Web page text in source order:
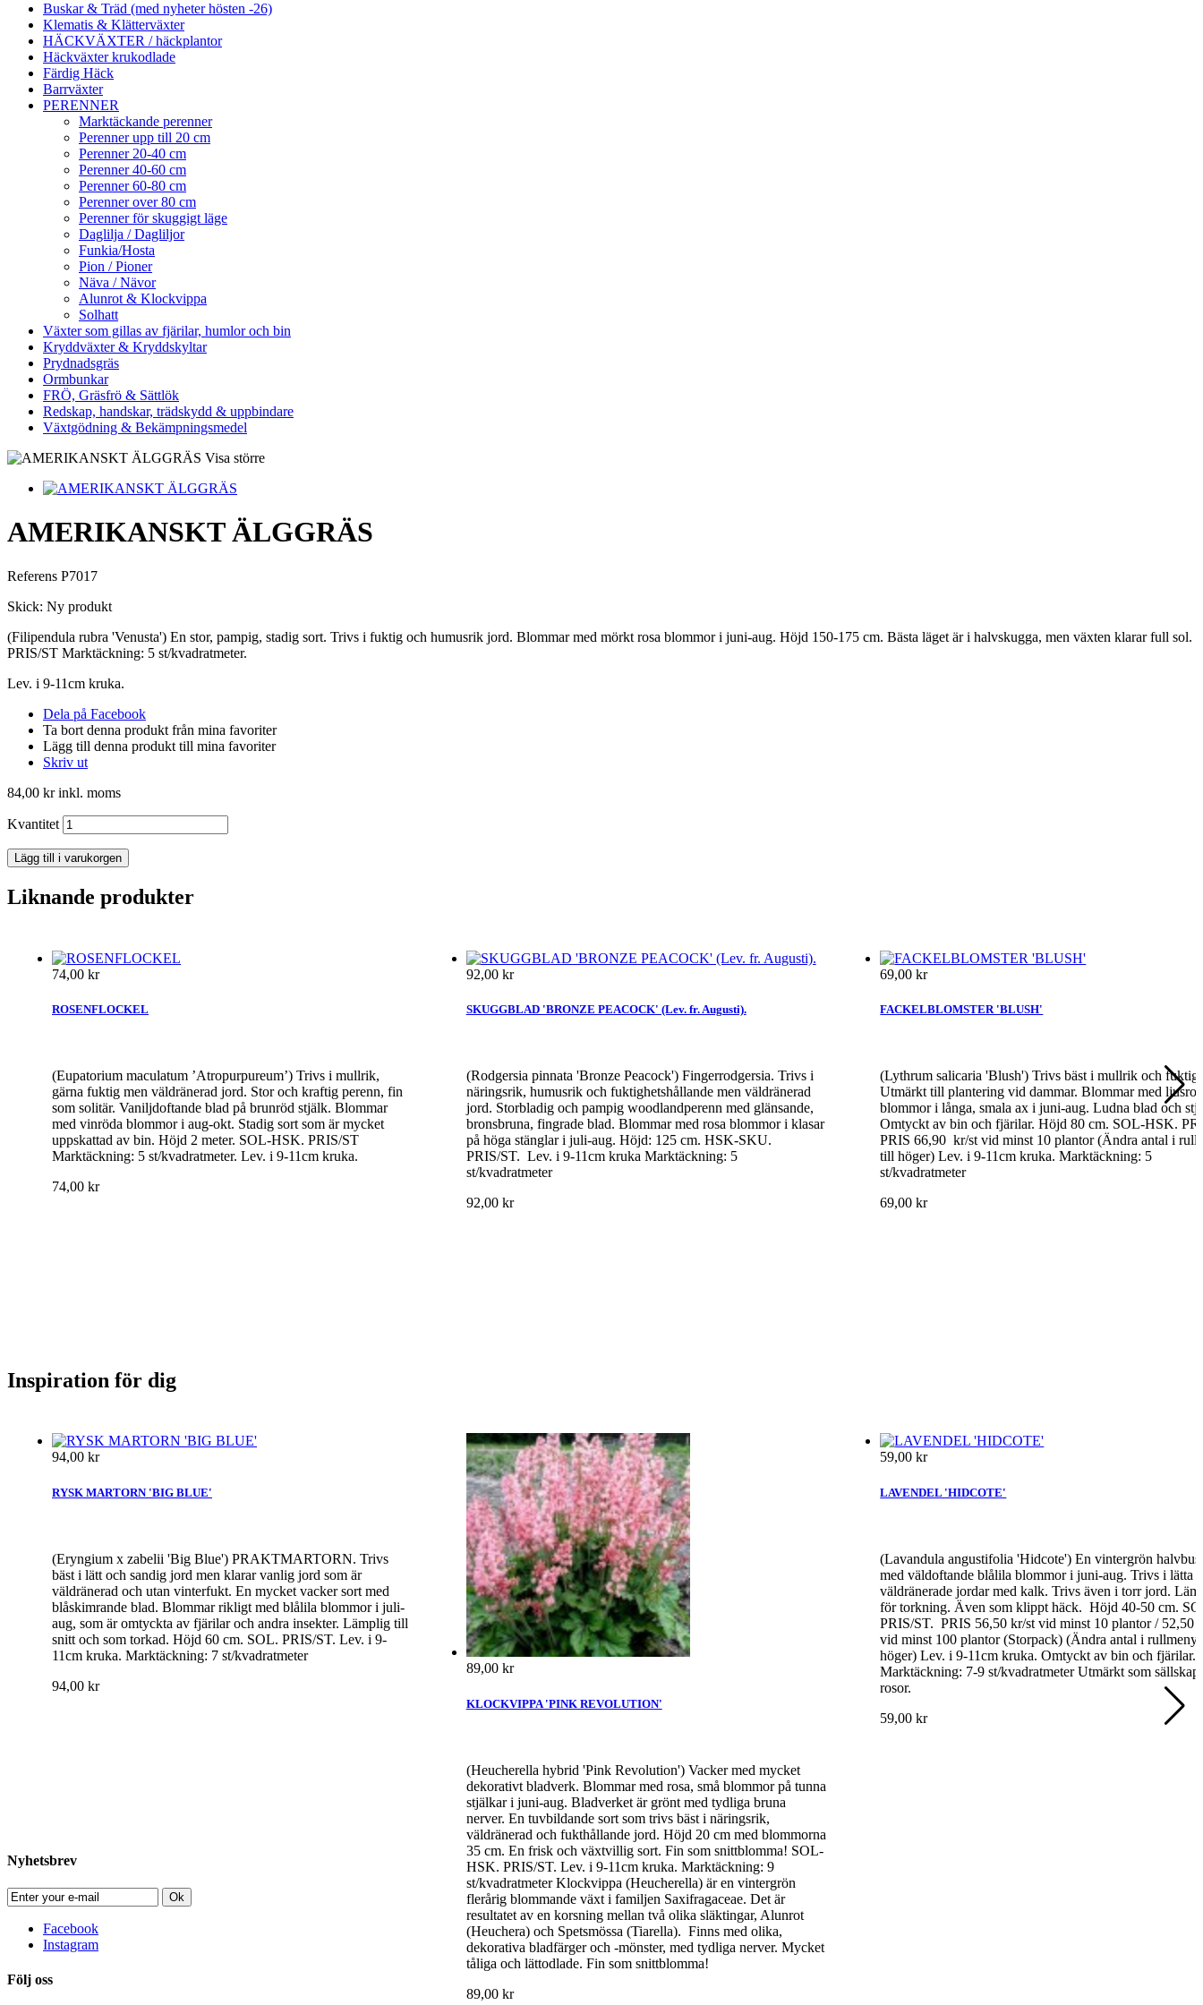
Buskar & Träd (med nyheter hösten -26)
Klematis & Klätterväxter
HÄCKVÄXTER / häckplantor
Häckväxter krukodlade
Färdig Häck
Barrväxter
PERENNER
Marktäckande perenner
Perenner upp till 20 cm
Perenner 20-40 cm
Perenner 40-60 cm
Perenner 60-80 cm
Perenner over 80 cm
Perenner för skuggigt läge
Daglilja / Dagliljor
Funkia/Hosta
Pion / Pioner
Näva / Nävor
Alunrot & Klockvippa
Solhatt
Växter som gillas av fjärilar, humlor och bin
Kryddväxter & Kryddskyltar
Prydnadsgräs
Ormbunkar
FRÖ, Gräsfrö & Sättlök
Redskap, handskar, trädskydd & uppbindare
Växtgödning & Bekämpningsmedel
Visa större
AMERIKANSKT ÄLGGRÄS
Referens P7017
Skick: Ny produkt
(Filipendula rubra 'Venusta') En stor, pampig, stadig sort. Trivs i fuktig och humusrik jord. Blommar med mörkt rosa blommor i juni-aug. Höjd 150-175 cm. Bästa läget är i halvskugga, men växten klarar full sol.
PRIS/ST Marktäckning: 5 st/kvadratmeter.
Lev. i 9-11cm kruka.
Dela på Facebook
Ta bort denna produkt från mina favoriter
Lägg till denna produkt till mina favoriter
Skriv ut
84,00 krinkl. moms
Kvantitet
Lägg till i varukorgen
Liknande produkter
74,00 kr
ROSENFLOCKEL
(Eupatorium maculatum ’Atropurpureum’) Trivs i mullrik,
gärna fuktig men väldränerad jord. Stor och kraftig perenn, fin
som solitär. Vaniljdoftande blad på brunröd stjälk. Blommar
med vinröda blommor i aug-okt. Stadig sort som är mycket
uppskattad av bin. Höjd 2 meter. SOL-HSK. PRIS/ST
Marktäckning: 5 st/kvadratmeter. Lev. i 9-11cm kruka.
74,00 kr
92,00 kr
SKUGGBLAD 'BRONZE PEACOCK' (Lev. fr. Augusti).
(Rodgersia pinnata 'Bronze Peacock') Fingerrodgersia. Trivs i
näringsrik, humusrik och fuktighetshållande men väldränerad
jord. Storbladig och pampig woodlandperenn med glänsande,
bronsbruna, fingrade blad. Blommar med rosa blommor i klasar
på höga stänglar i juli-aug. Höjd: 125 cm. HSK-SKU.
PRIS/ST. Lev. i 9-11cm kruka Marktäckning: 5
st/kvadratmeter
92,00 kr
69,00 kr
FACKELBLOMSTER 'BLUSH'
(Lythrum salicaria 'Blush') Trivs bäst i mullrik och fuktig
Utmärkt till plantering vid dammar. Blommar med
blommor i långa, smala ax i juni-aug. Ludna blad och
Omtyckt av bin och fjärilar. Höjd 80 cm. SOL-HSK.
PRIS 66,90 kr/st vid minst 10 plantor (Ändra antal i
till höger) Lev. i 9-11cm kruka. Marktäckning: 5
st/kvadratmeter
69,00 kr
Inspiration för dig
94,00 kr
RYSK MARTORN 'BIG BLUE'
(Eryngium x zabelii 'Big Blue') PRAKTMARTORN. Trivs
bäst i lätt och sandig jord men klarar vanlig jord som är
väldränerad och utan vinterfukt. En mycket vacker sort med
blåskimrande blad. Blommar rikligt med blålila blommor i juli-
aug, som är omtyckta av fjärilar och andra insekter. Lämplig till
snitt och som torkad. Höjd 60 cm. SOL. PRIS/ST. Lev. i 9-
11cm kruka. Marktäckning: 7 st/kvadratmeter
94,00 kr
89,00 kr
KLOCKVIPPA 'PINK REVOLUTION'
(Heucherella hybrid 'Pink Revolution') Vacker med mycket
dekorativt bladverk. Blommar med rosa, små blommor på tunna
stjälkar i juni-aug. Bladverket är grönt med tydliga bruna
nerver. En tuvbildande sort som trivs bäst i näringsrik,
väldränerad och fukthållande jord. Höjd 20 cm med blommorna
35 cm. En frisk och växtvillig sort. Fin som snittblomma! SOL-
HSK. PRIS/ST. Lev. i 9-11cm kruka. Marktäckning: 9
st/kvadratmeter Klockvippa (Heucherella) är en vintergrön
flerårig blommande växt i familjen Saxifragaceae. Det är
resultatet av en korsning mellan två olika släktingar, Alunrot
(Heuchera) och Spetsmössa (Tiarella). Finns med olika,
dekorativa bladfärger och -mönster, med tydliga nerver. Mycket
tåliga och lättodlade. Fin som snittblomma!
89,00 kr
59,00 kr
LAVENDEL 'HIDCOTE'
(Lavandula angustifolia 'Hidcote') En vintergrön
med väldoftande blålila blommor i juni-aug. Trivs i lätta
väldränerade jordar med kalk. Trivs även i torr jord.
för torkning. Även som klippt häck. Höjd 40-50 cm.
PRIS/ST. PRIS 56,50 kr/st vid minst 10 plantor / 52,50
vid minst 100 plantor (Storpack) (Ändra antal i
höger) Lev. i 9-11cm kruka. Omtyckt av bin och fjärilar.
Marktäckning: 7-9 st/kvadratmeter Utmärkt som
rosor.
59,00 kr
Nyhetsbrev
Ok
Facebook
Instagram
Följ oss